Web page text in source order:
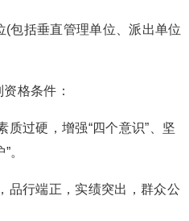
括垂直管理单位、派出单位
格条件：
过硬，增强“四个意识”、坚
。
行端正，实绩突出，群众公